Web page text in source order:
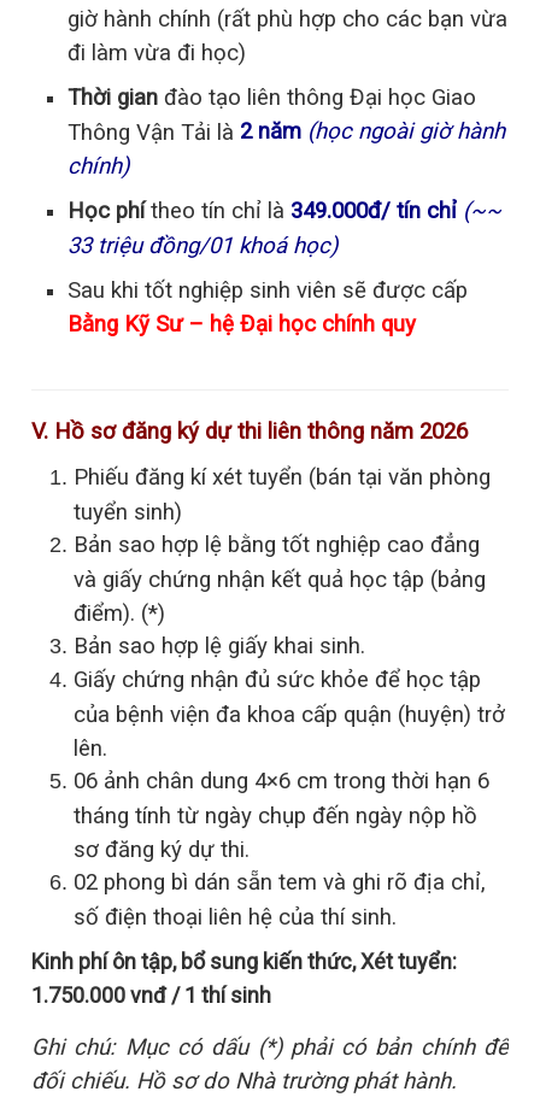
giờ hành chính (rất phù hợp cho các bạn vừa
đi làm vừa đi học)
Thời gian đào tạo liên thông Đại học Giao
Thông Vận Tải là 2 năm (học ngoài giờ hành
chính)
Học phítheo tín chỉ là 349.000đ/ tín chỉ (~~
33 triệu đồng/01 khoá học)
Sau khi tốt nghiệp sinh viên sẽ được cấp
Bằng Kỹ Sư – hệ Đại học chính quy
V. Hồ sơ đăng ký dự thi liên thông năm 2026
Phiếu đăng kí xét tuyển (bán tại văn phòng
tuyển sinh)
Bản sao hợp lệ bằng tốt nghiệp cao đẳng
và giấy chứng nhận kết quả học tập (bảng
điểm). (*)
Bản sao hợp lệ giấy khai sinh.
Giấy chứng nhận đủ sức khỏe để học tập
của bệnh viện đa khoa cấp quận (huyện) trở
lên.
06 ảnh chân dung 4×6 cm trong thời hạn 6
tháng tính từ ngày chụp đến ngày nộp hồ
sơ đăng ký dự thi.
02 phong bì dán sẵn tem và ghi rõ địa chỉ,
số điện thoại liên hệ của thí sinh.
Kinh phí ôn tập, bổ sung kiến thức, Xét tuyển:
1.750.000 vnđ / 1 thí sinh
Ghi chú: Mục có dấu (*) phải có bản chính để
đối chiếu. Hồ sơ do Nhà trường phát hành.